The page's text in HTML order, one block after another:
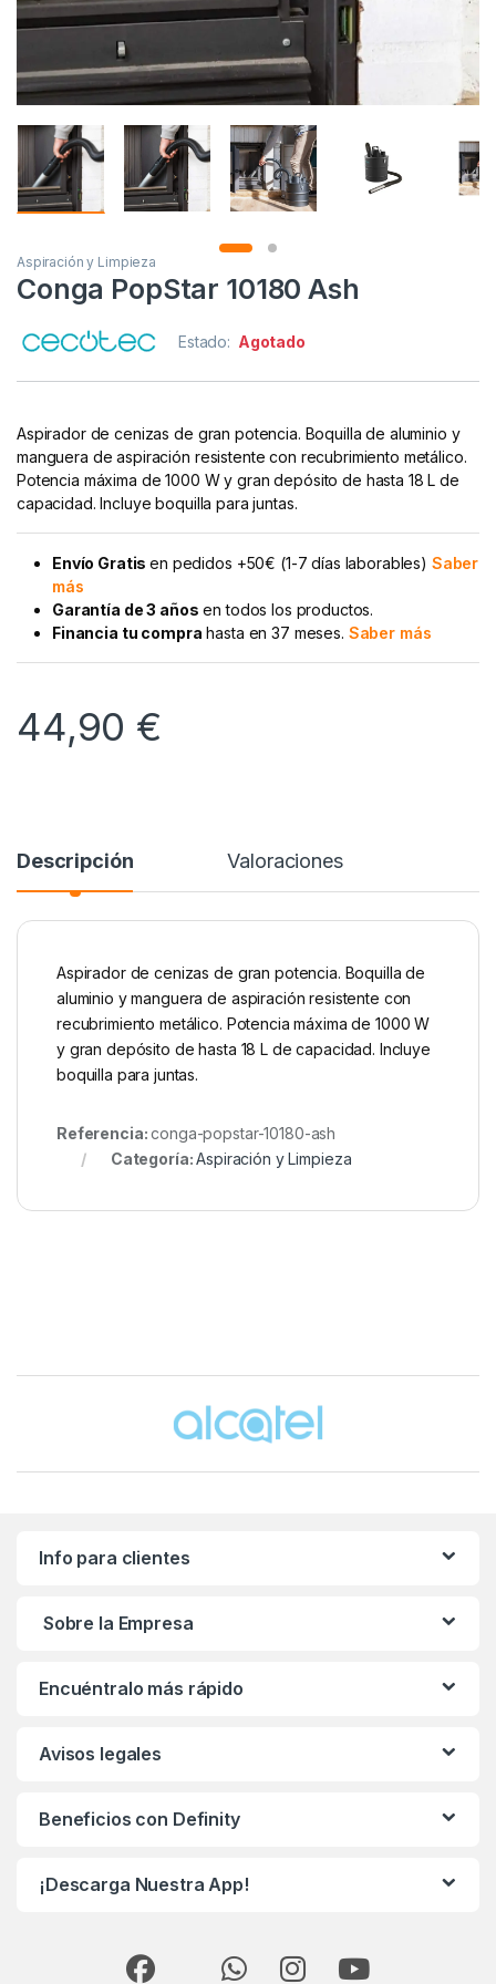
Aspiración y Limpieza
Conga PopStar 10180 Ash
Estado: Agotado
Aspirador de cenizas de gran potencia. Boquilla de aluminio y
manguera de aspiración resistente con recubrimiento metálico.
Potencia máxima de 1000 W y gran depósito de hasta 18 L de
capacidad. Incluye boquilla para juntas.
Envío Gratisen pedidos +50€ (1-7 días laborables) Saber
más
Garantía de 3 años en todos los productos.
Financia tu compra hasta en 37 meses. Saber más
44,90 €
Descripción Valoraciones
Aspirador de cenizas de gran potencia. Boquilla de
aluminio y manguera de aspiración resistente con
recubrimiento metálico. Potencia máxima de 1000 W
y gran depósito de hasta 18 L de capacidad. Incluye
boquilla para juntas.
Referencia:conga-popstar-10180-ash
Categoría:Aspiración y Limpieza
Info para clientes
Sobre la Empresa
Encuéntralo más rápido
Avisos legales
Beneficios con Definity
¡Descarga Nuestra App!